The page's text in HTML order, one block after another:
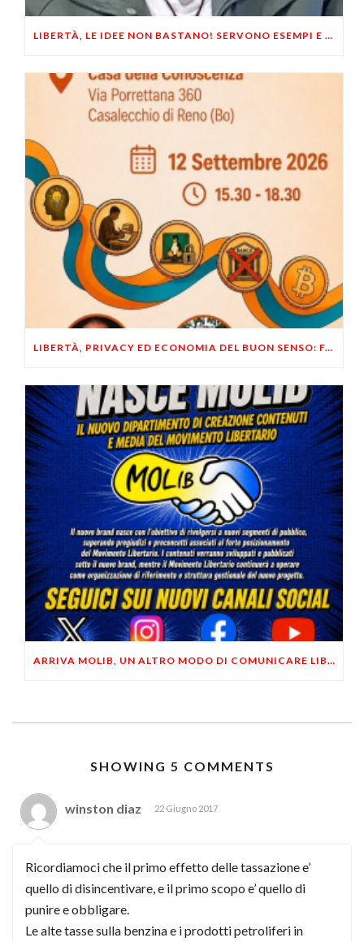
LIBERTÀ, LE IDEE NON BASTANO! SERVONO ESEMPI E UN PO’ DI COERENZA
LIBERTÀ, PRIVACY ED ECONOMIA DEL BUON SENSO: FACCO E MUSUMECI A CASALECCHIO DI RENO (BO)
ARRIVA MOLIB, UN ALTRO MODO DI COMUNICARE LIBERTARIO
SHOWING 5 COMMENTS
winston diaz 22 Giugno 2017
Ricordiamoci che il primo effetto delle tassazione e’
quello di disincentivare, e il primo scopo e’ quello di
punire e obbligare.
Le alte tasse sulla benzina e i prodotti petroliferi in